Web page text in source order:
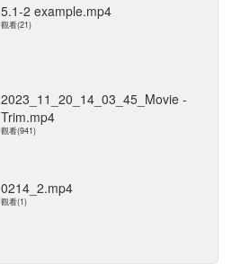
5.1-2 example.mp4
觀看(21)
2023_11_20_14_03_45_Movie -
Trim.mp4
觀看(941)
0214_2.mp4
觀看(1)